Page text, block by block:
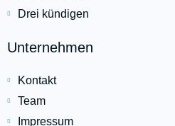
Drei kündigen
Unternehmen
Kontakt
Team
Impressum